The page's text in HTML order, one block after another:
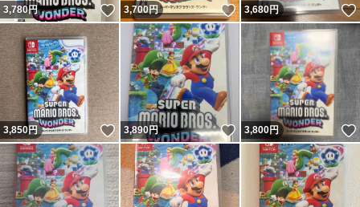
3,780円 いいね！
3,700円 いいね！
3,680円
3,850円 いいね！
3,890円 いいね！
3,800円